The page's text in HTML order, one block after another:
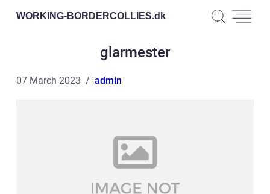
WORKING-BORDERCOLLIES.dk
glarmester
07 March 2023 admin